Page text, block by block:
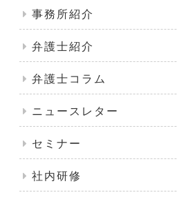
事務所紹介
弁護士紹介
弁護士コラム
ニュースレター
セミナー
社内研修